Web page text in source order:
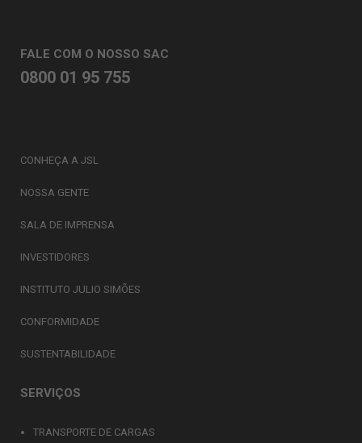
FALE COM O NOSSO SAC
0800 01 95 755
CONHEÇA A JSL
NOSSA GENTE
SALA DE IMPRENSA
INVESTIDORES
INSTITUTO JULIO SIMÕES
CONFORMIDADE
SUSTENTABILIDADE
SERVIÇOS
TRANSPORTE DE CARGAS